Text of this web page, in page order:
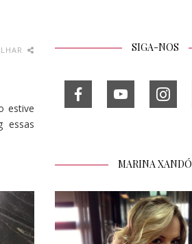
estive
essas
SIGA-NOS
MARINA XANDÓ